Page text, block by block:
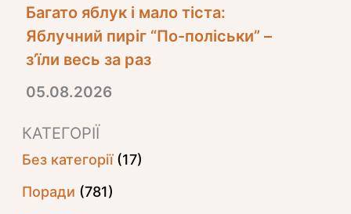
Багато яблук і мало тіста:
Яблучний пиріг “По-поліськи” –
з’їли весь за раз
05.08.2026
КАТЕГОРІЇ
Без категорії(17)
Поради (781)